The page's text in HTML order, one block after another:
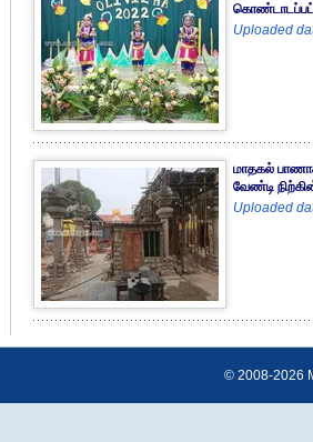
Uploaded
மாதகல்
வேண்டி
Uploaded
© 2008-2026